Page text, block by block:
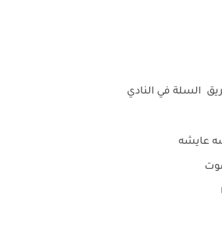
السلة في النادي
عايشه